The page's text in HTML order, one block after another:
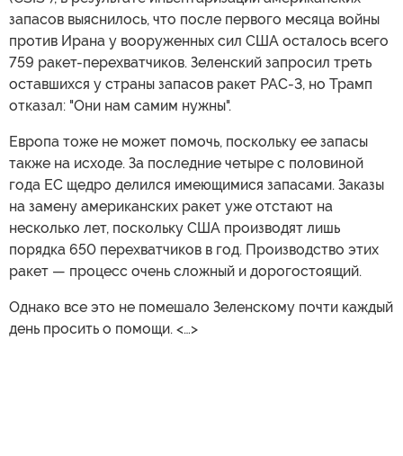
запасов выяснилось, что после первого месяца войны
против Ирана у вооруженных сил США осталось всего
759 ракет-перехватчиков. Зеленский запросил треть
оставшихся у страны запасов ракет PAC-3, но Трамп
отказал: "Они нам самим нужны".
Европа тоже не может помочь, поскольку ее запасы
также на исходе. За последние четыре с половиной
года ЕС щедро делился имеющимися запасами. Заказы
на замену американских ракет уже отстают на
несколько лет, поскольку США производят лишь
порядка 650 перехватчиков в год. Производство этих
ракет — процесс очень сложный и дорогостоящий.
Однако все это не помешало Зеленскому почти каждый
день просить о помощи. <…>